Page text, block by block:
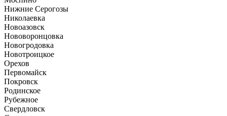
Нижние Серогозы
Николаевка
Новоазовск
Нововоронцовка
Новогродовка
Новотроицкое
Орехов
Первомайск
Покровск
Родинское
Рубежное
Свердловск